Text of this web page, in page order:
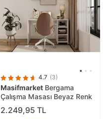
4.7 (3)
Masifmarket Bergama
Çalışma Masası Beyaz Renk
2.249,95 TL